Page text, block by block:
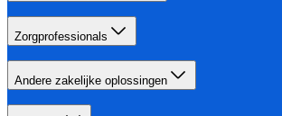
Zorgprofessionals
Andere zakelijke oplossingen